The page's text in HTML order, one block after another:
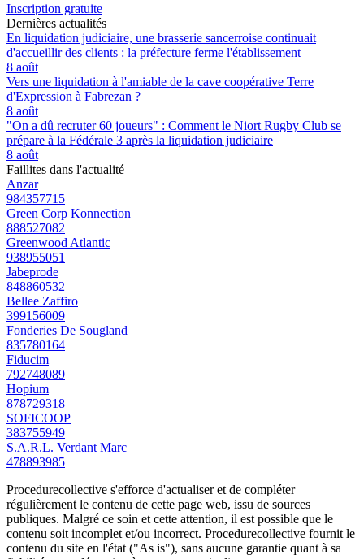
Inscription gratuite
Dernières actualités
En liquidation judiciaire, une brasserie sancerroise continuait
d'accueillir des clients : la préfecture ferme l'établissement
8 août
Vers une liquidation à l'amiable de la cave coopérative Terre
d'Expression à Fabrezan ?
8 août
"On a dû recruter 60 joueurs" : Comment le Niort Rugby Club se
prépare à la Fédérale 3 après la liquidation judiciaire
8 août
Faillites dans l'actualité
Anzar
984357715
Green Corp Konnection
888527082
Greenwood Atlantic
938955051
Jabeprode
848860532
Bellee Zaffiro
399156009
Fonderies De Sougland
835780164
Fiducim
792748089
Hopium
878729318
SOFICOOP
383755949
S.A.R.L. Verdant Marc
478893985
Procedurecollective s'efforce d'actualiser et de compléter
régulièrement le contenu de cette page web, issu de sources
publiques. Malgré ce soin et cette attention, il est possible que le
contenu soit incomplet et/ou incorrect. Procedurecollective fournit le
contenu du site en l'état ("As is"), sans aucune garantie quant à sa